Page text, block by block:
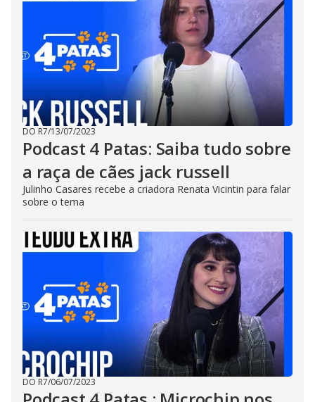
DO R7/13/07/2023
Podcast 4 Patas: Saiba tudo sobre
a raça de cães jack russell
Julinho Casares recebe a criadora Renata Vicintin para falar
sobre o tema
DO R7/06/07/2023